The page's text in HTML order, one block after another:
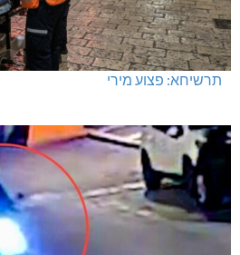
תרשיחא: פצוע מירי